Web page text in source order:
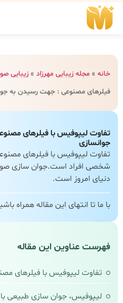
خانه » مجله زیبایی مهرزاد » زیبایی
فیلرهای مصنوعی : جهت رسیدن به
تفاوت لیپوفیس با فیلرهای
جوانسازی
تفاوت لیپوفیس با فیلرهای
شخصی افراد است.جوان‌ سازی
دنیای امروز است.
با ما تا انتهای این مقاله همراه
فهرست عناوین این مقاله
تفاوت لیپوفیس با فیلرهای
لیپوفیس، جوان‌ سازی طبیعی